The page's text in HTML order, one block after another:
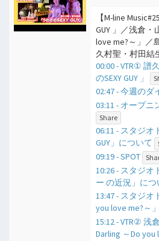
【M-line
GUY 」／浅倉・
love me?～」／
久村聖・村田結
00:00 - VTR① 譜
のSEXY GUY 」
02:47 - 今週のダ
03:11 - オープニ
Share
06:11 - スタジオ
GUY」について
09:19 - SPOT
10:26 - スタジ
ー の近況」につ
13:47 - スタジオ
you love me?～
15:12 - VTR② 浅
Darling ～Do you